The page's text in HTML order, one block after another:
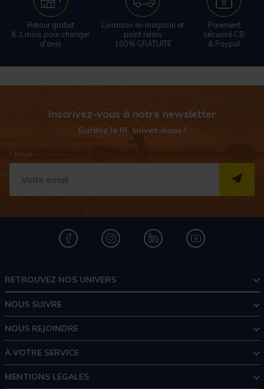
Retour gratuit
& 1 mois pour changer
d'avis
Livraison en magasin et
point relais
100% GRATUITE
Paiement
sécurisé CB
& Paypal
Inscrivez-vous à notre newsletter
Gardez le fil, suivez-nous !
* Email
RETROUVEZ NOS UNIVERS
NOUS SUIVRE
NOUS REJOINDRE
À VOTRE SERVICE
MENTIONS LÉGALES